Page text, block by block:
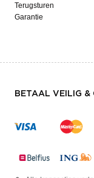
Terugsturen
Garantie
BETAAL VEILIG &